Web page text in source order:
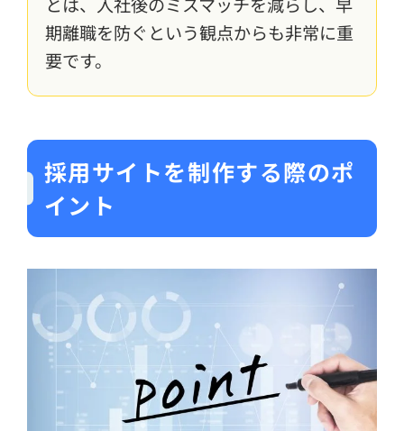
期離職を防ぐという観点からも非常に重
要です。
採用サイトを制作する際のポ
イント